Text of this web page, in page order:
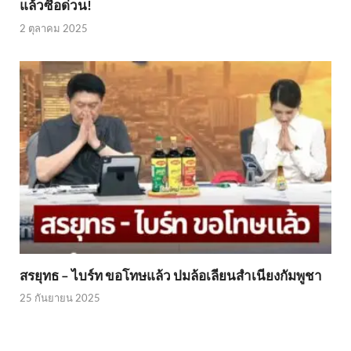
แล้วซื้อด่วน!
2 ตุลาคม 2025
สรยุทธ – ไบร์ท ขอโทษแล้ว ปมล้อเลียนสำเนียงกัมพูชา
25 กันยายน 2025